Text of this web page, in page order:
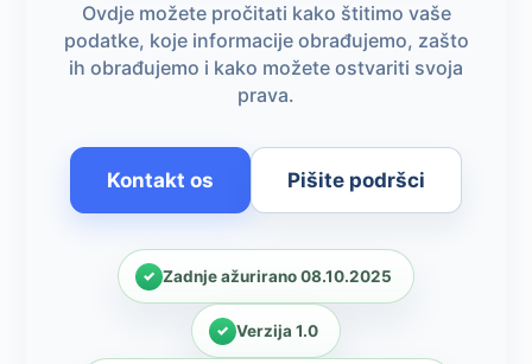
Ovdje možete pročitati kako štitimo vaše
podatke, koje informacije obrađujemo, zašto
ih obrađujemo i kako možete ostvariti svoja
prava.
Kontakt os Pišite podršci
Zadnje ažurirano 08.10.2025
Verzija 1.0